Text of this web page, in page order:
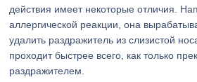
действия имеет некоторые отличия.
аллергической реакции, она
удалить раздражитель из слизистой
проходит быстрее всего, как только
раздражителем.